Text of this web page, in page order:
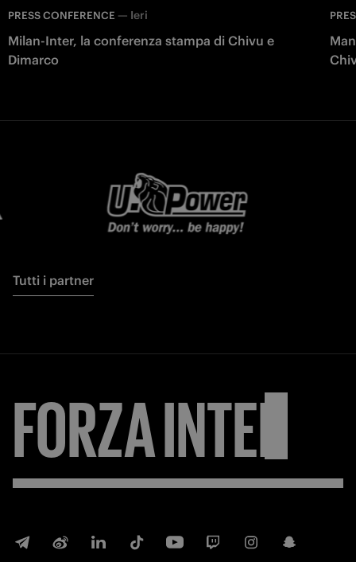
PRESS CONFERENCE — Ieri
Milan-Inter, la conferenza stampa di Chivu e
Dimarco
Tutti i partner
FORZAINTER